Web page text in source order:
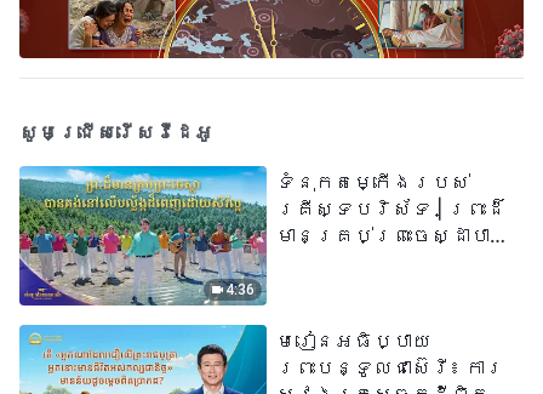
សូមជ្រើសរើសវីដេអូ
4:36
ទំនុកតម្កើង​របស់​
គ្រីស្ទបរិស័ទ​ | ព្រះដ៏
មានគ្រប់ព្រះចេស្ដាបាន
មេរៀនអធិប្បាយ
ព្រះបន្ទូលជាស៊េរី៖ ការ